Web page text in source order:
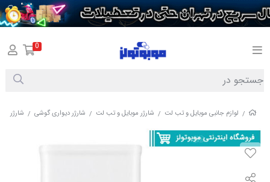
/ لوازم جانبی موبایل و تب لت / شارژر موبایل و تب لت / شارژر دیواری گوشی / شارژر 5 ولت 2 آمپر سامسونگ مدل s7
0